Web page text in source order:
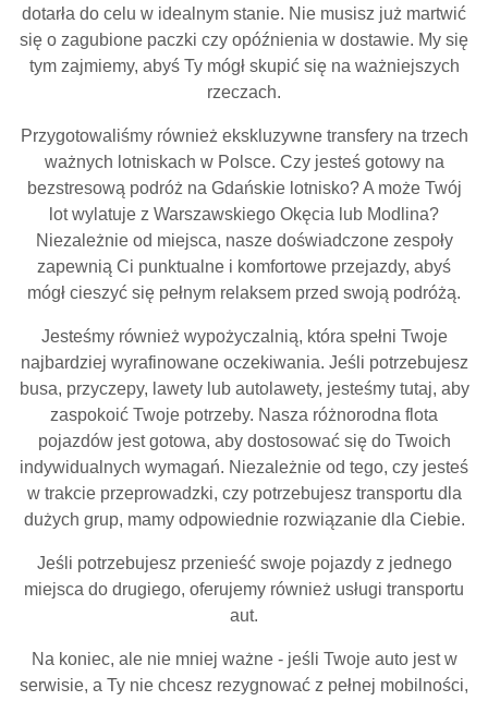
dotarła do celu w idealnym stanie. Nie musisz już martwić
się o zagubione paczki czy opóźnienia w dostawie. My się
tym zajmiemy, abyś Ty mógł skupić się na ważniejszych
rzeczach.
Przygotowaliśmy również ekskluzywne transfery na trzech
ważnych lotniskach w Polsce. Czy jesteś gotowy na
bezstresową podróż na Gdańskie lotnisko? A może Twój
lot wylatuje z Warszawskiego Okęcia lub Modlina?
Niezależnie od miejsca, nasze doświadczone zespoły
zapewnią Ci punktualne i komfortowe przejazdy, abyś
mógł cieszyć się pełnym relaksem przed swoją podróżą.
Jesteśmy również wypożyczalnią, która spełni Twoje
najbardziej wyrafinowane oczekiwania. Jeśli potrzebujesz
busa, przyczepy, lawety lub autolawety, jesteśmy tutaj, aby
zaspokoić Twoje potrzeby. Nasza różnorodna flota
pojazdów jest gotowa, aby dostosować się do Twoich
indywidualnych wymagań. Niezależnie od tego, czy jesteś
w trakcie przeprowadzki, czy potrzebujesz transportu dla
dużych grup, mamy odpowiednie rozwiązanie dla Ciebie.
Jeśli potrzebujesz przenieść swoje pojazdy z jednego
miejsca do drugiego, oferujemy również usługi transportu
aut.
Na koniec, ale nie mniej ważne - jeśli Twoje auto jest w
serwisie, a Ty nie chcesz rezygnować z pełnej mobilności,